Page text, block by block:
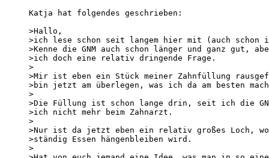
Katja hat folgendes geschrieben:
>Hallo,
>ich lese schon seit langem hier mit (auch schon
>Kenne die GNM auch schon länger und ganz gut,
>ich doch eine relativ dringende Frage.
>
>Mir ist eben ein Stück meiner Zahnfüllung
>bin jetzt am überlegen, was ich da am besten
>
>Die Füllung ist schon lange drin, seit ich die
>ich nicht mehr beim Zahnarzt.
>
>Nur ist da jetzt eben ein relativ großes Loch,
>ständig Essen hängenbleiben wird.
>